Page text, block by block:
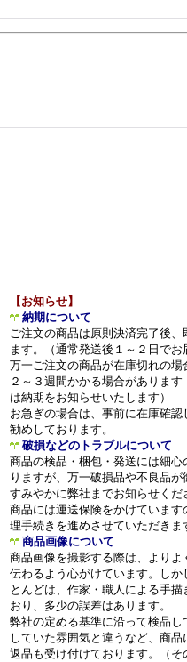
【お知らせ】
納期について
ご注文の商品は原則決済完了後、
ます。（通常発送後１～２日でお
万一ご注文の商品が在庫切れの場
２～３週間かかる場合がありま
は納期をお知らせいたします）
お急ぎの場合は、事前に在庫確認
勧めしております。
破損などのトラブルについて
商品の検品・梱包・発送には細心
りますが、万一破損品や不良品が
すみやかに弊社までお知らせくだ
商品には運送保険をかけています
理手続きを進めさせていただきま
商品画像について
商品画像を撮影する際は、よりよ
伝わるよう心がけています。しか
とんどは、作家・職人による手描
おり、多少の誤差はあります。
弊社の定める基準に沿って検品し
していた雰囲気と違うなど、商品
返品も受け付けております。（そ